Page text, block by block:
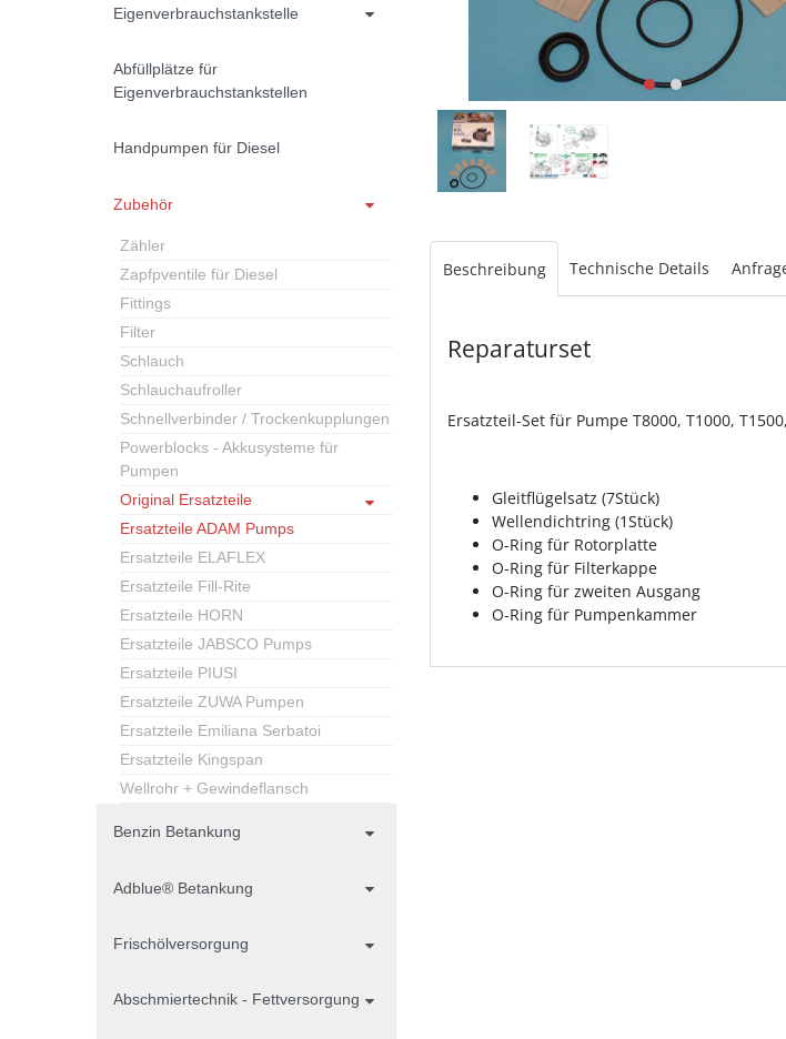
Eigenverbrauchstankstelle
Abfüllplätze für
Eigenverbrauchstankstellen
Handpumpen für Diesel
Zubehör
Zähler
Zapfpventile für Diesel
Fittings
Filter
Schlauch
Schlauchaufroller
Schnellverbinder / Trockenkupplungen
Powerblocks - Akkusysteme für
Pumpen
Original Ersatzteile
Ersatzteile ADAM Pumps
Ersatzteile ELAFLEX
Ersatzteile Fill-Rite
Ersatzteile HORN
Ersatzteile JABSCO Pumps
Ersatzteile PIUSI
Ersatzteile ZUWA Pumpen
Ersatzteile Emiliana Serbatoi
Ersatzteile Kingspan
Wellrohr + Gewindeflansch
Benzin Betankung
Adblue® Betankung
Frischölversorgung
Abschmiertechnik - Fettversorgung
Beschreibung Technische Details
Reparaturset
Ersatzteil-Set für Pumpe T8000, T1000,
Gleitflügelsatz (7Stück)
Wellendichtring (1Stück)
O-Ring für Rotorplatte
O-Ring für Filterkappe
O-Ring für zweiten Ausgang
O-Ring für Pumpenkammer